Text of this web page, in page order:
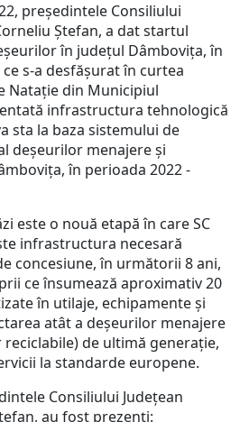
președintele Consiliului
Ștefan, a dat startul
în județul Dâmbovița, în
s-a desfășurat în curtea
Natație din Municipiul
infrastructura tehnologică
sta la baza sistemului de
deșeurilor menajere și
în perioada 2022 -
o nouă etapă în care SC
infrastructura necesară
concesiune, în următorii 8 ani,
ce însumează aproximativ 20
în utilaje, echipamente și
atât a deșeurilor menajere
reciclabile) de ultimă generație,
la standarde europene.
Consiliului Județean
au fost prezenți: